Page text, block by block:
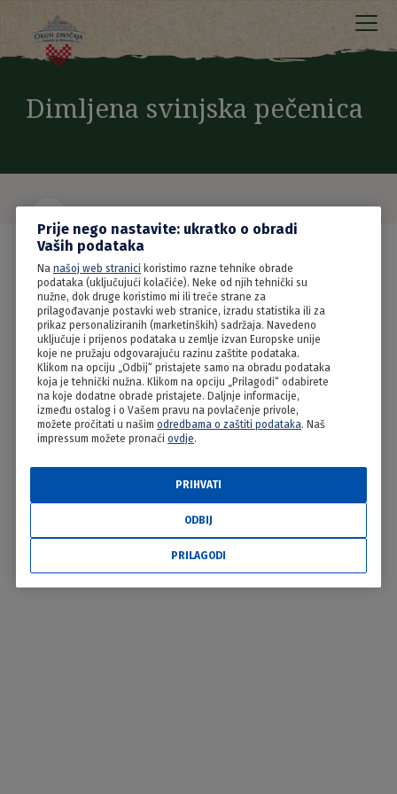
Dimljena svinjska pečenica
Prije nego nastavite: ukratko o obradi
Vaših podataka
Na našoj web stranici koristimo razne tehnike obrade
podataka (uključujući kolačiće). Neke od njih tehnički su
nužne, dok druge koristimo mi ili treće strane za
prilagođavanje postavki web stranice, izradu statistika ili za
prikaz personaliziranih (marketinških) sadržaja. Navedeno
uključuje i prijenos podataka u zemlje izvan Europske unije
koje ne pružaju odgovarajuću razinu zaštite podataka.
Klikom na opciju „Odbij“ pristajete samo na obradu podataka
koja je tehnički nužna. Klikom na opciju „Prilagodi“ odabirete
na koje dodatne obrade pristajete. Daljnje informacije,
između ostalog i o Vašem pravu na povlačenje privole,
možete pročitati u našim odredbama o zaštiti podataka. Naš
impressum možete pronaći ovdje.
ODBIJ
PRIHVATI
PRILAGODI